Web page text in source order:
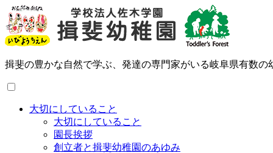
揖斐の豊かな自然で学ぶ、発達の専門家がいる岐阜県有数の
大切にしていること
大切にしていること
園長挨拶
創立者と揖斐幼稚園のあゆみ